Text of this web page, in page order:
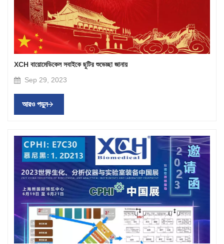
XCH বায়োমেডিকেল সবাইকে ছুটির শুভেচ্ছা জানায়
Sep 29, 2023
আরও পড়ুন